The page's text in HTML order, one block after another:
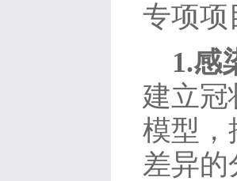
专项项
1.感
建立冠
模型，
差异的